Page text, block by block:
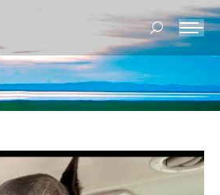
Buscar: